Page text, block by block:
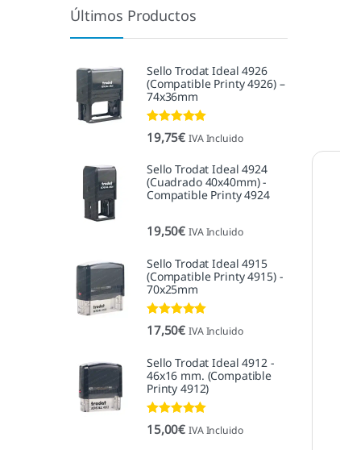
Últimos Productos
Sello Trodat Ideal 4926
(Compatible Printy 4926) –
74x36mm
Valorado con
5.00de 5
19,75€ IVA Incluido
Sello Trodat Ideal 4924
(Cuadrado 40x40mm) -
Compatible Printy 4924
19,50€ IVA Incluido
Sello Trodat Ideal 4915
(Compatible Printy 4915) -
70x25mm
Valorado con
5.00de 5
17,50€ IVA Incluido
Sello Trodat Ideal 4912 -
46x16 mm. (Compatible
Printy 4912)
Valorado con
5.00de 5
15,00€ IVA Incluido